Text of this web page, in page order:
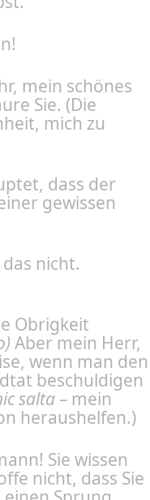
mein schönes
Sie. (Die
mich zu
dass der
gewissen
nicht.
Obrigkeit
Aber mein Herr,
wenn man den
beschuldigen
salta – mein
heraushelfen.)
Sie wissen
nicht, dass Sie